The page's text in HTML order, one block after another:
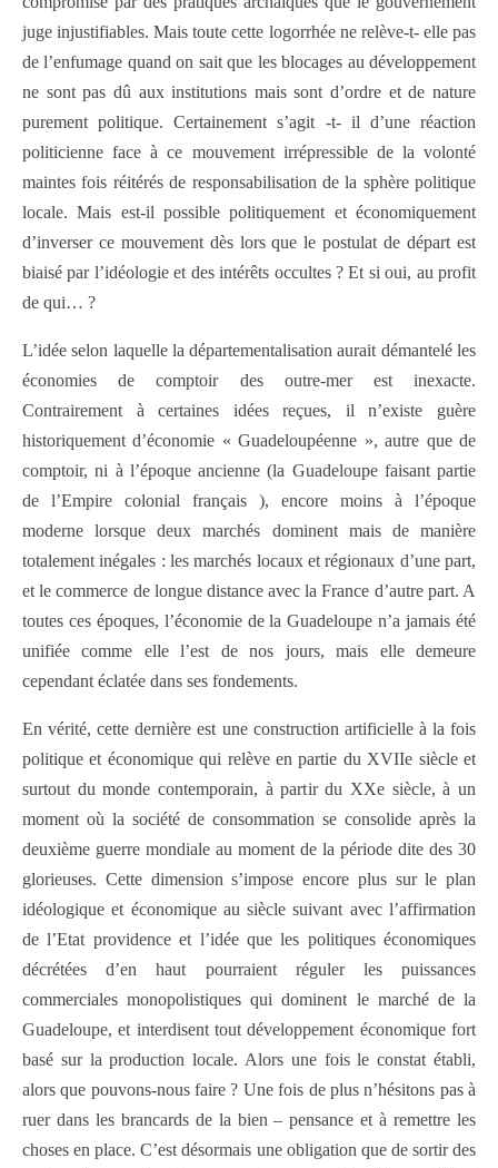
juge injustifiables. Mais toute cette logorrhée ne relève-t- elle pas
de l’enfumage quand on sait que les blocages au développement
ne sont pas dû aux institutions mais sont d’ordre et de nature
purement politique. Certainement s’agit -t- il d’une réaction
politicienne face à ce mouvement irrépressible de la volonté
maintes fois réitérés de responsabilisation de la sphère politique
locale. Mais est-il possible politiquement et économiquement
d’inverser ce mouvement dès lors que le postulat de départ est
biaisé par l’idéologie et des intérêts occultes ? Et si oui, au profit
de qui… ?
L’idée selon laquelle la départementalisation aurait démantelé les
économies de comptoir des outre-mer est inexacte.
Contrairement à certaines idées reçues, il n’existe guère
historiquement d’économie « Guadeloupéenne », autre que de
comptoir, ni à l’époque ancienne (la Guadeloupe faisant partie
de l’Empire colonial français ), encore moins à l’époque
moderne lorsque deux marchés dominent mais de manière
totalement inégales : les marchés locaux et régionaux d’une part,
et le commerce de longue distance avec la France d’autre part. A
toutes ces époques, l’économie de la Guadeloupe n’a jamais été
unifiée comme elle l’est de nos jours, mais elle demeure
cependant éclatée dans ses fondements.
En vérité, cette dernière est une construction artificielle à la fois
politique et économique qui relève en partie du XVIIe siècle et
surtout du monde contemporain, à partir du XXe siècle, à un
moment où la société de consommation se consolide après la
deuxième guerre mondiale au moment de la période dite des 30
glorieuses. Cette dimension s’impose encore plus sur le plan
idéologique et économique au siècle suivant avec l’affirmation
de l’Etat providence et l’idée que les politiques économiques
décrétées d’en haut pourraient réguler les puissances
commerciales monopolistiques qui dominent le marché de la
Guadeloupe, et interdisent tout développement économique fort
basé sur la production locale. Alors une fois le constat établi,
alors que pouvons-nous faire ? Une fois de plus n’hésitons pas à
ruer dans les brancards de la bien – pensance et à remettre les
choses en place. C’est désormais une obligation que de sortir des